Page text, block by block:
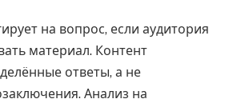
на вопрос, если аудитория
материал. Контент
ответы, а не
Анализ на